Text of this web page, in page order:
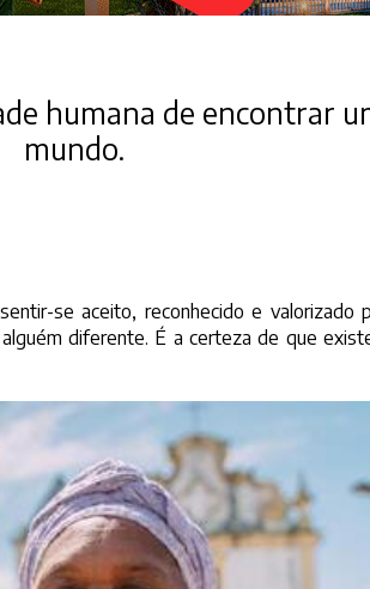
humana de encontrar
mundo.
se aceito, reconhecido e valorizado
diferente. É a certeza de que